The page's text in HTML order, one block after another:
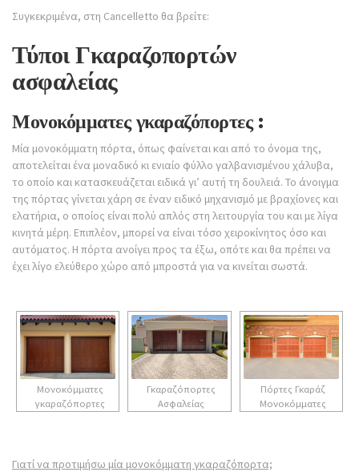
Συγκεκριμένα, στη Cancelletto θα βρείτε:
Τύποι Γκαραζοπορτών
ασφαλείας
Μονοκόμματες γκαραζόπορτες :
Μία μονοκόμματη πόρτα, όπως φαίνεται και από το όνομα της,
αποτελείται ένα μοναδικό κι ενιαίο φύλλο γαλβανισμένου χάλυβα,
το οποίο και κατασκευάζεται ειδικά γι’ αυτή τη δουλειά. Το άνοιγμα
της πόρτας γίνεται χάρη σε έναν ειδικό μηχανισμό με βραχίονες και
ελατήρια, ο οποίος είναι πολύ απλός στη λειτουργία του και με λίγα
κινητά μέρη. Επιπλέον, μπορεί να είναι τόσο χειροκίνητος όσο και
αυτόματος. Η πόρτα ανοίγει προς τα έξω, οπότε και θα πρέπει να
έχει λίγο ελεύθερο χώρο από μπροστά για να κινείται σωστά.
Μονοκόμματες
γκαραζόπορτες
Γκαραζόπορτες
Ασφαλείας
Πόρτες Γκαράζ
Μονοκόμματες
Γιατί να προτιμήσω μία μονοκόμματη γκαραζόπορτα;